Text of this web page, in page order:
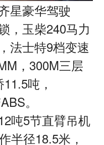
星豪华驾驶
，玉柴240马力
法士特9档变速
，300M三层
吨，
。
吨5节直臂吊机
半径18.5米，